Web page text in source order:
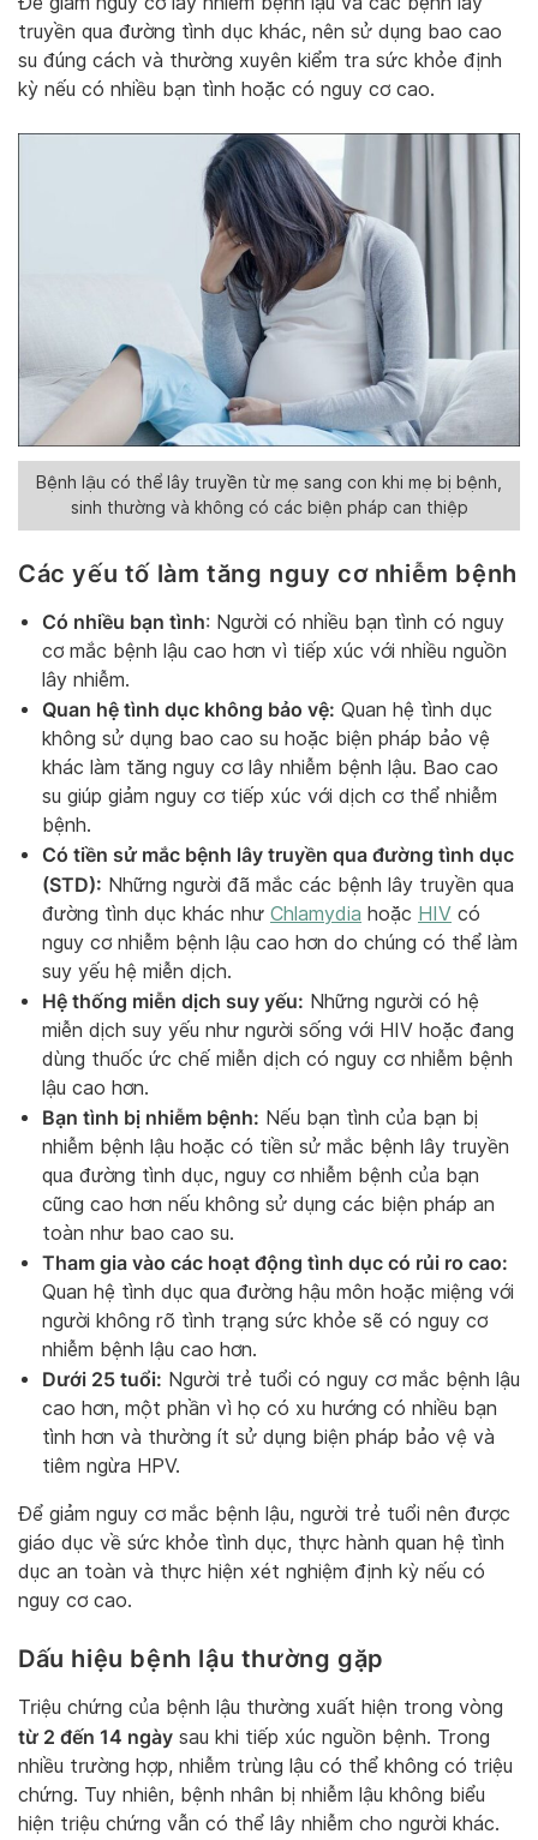
truyền qua đường tình dục khác, nên sử dụng bao cao
su đúng cách và thường xuyên kiểm tra sức khỏe định
kỳ nếu có nhiều bạn tình hoặc có nguy cơ cao.
Bệnh lậu có thể lây truyền từ mẹ sang con khi mẹ bị bệnh,
sinh thường và không có các biện pháp can thiệp
Các yếu tố làm tăng nguy cơ nhiễm bệnh
Có nhiều bạn tình: Người có nhiều bạn tình có nguy
cơ mắc bệnh lậu cao hơn vì tiếp xúc với nhiều nguồn
lây nhiễm.
Quan hệ tình dục không bảo vệ: Quan hệ tình dục
không sử dụng bao cao su hoặc biện pháp bảo vệ
khác làm tăng nguy cơ lây nhiễm bệnh lậu. Bao cao
su giúp giảm nguy cơ tiếp xúc với dịch cơ thể nhiễm
bệnh.
Có tiền sử mắc bệnh lây truyền qua đường tình dục
(STD): Những người đã mắc các bệnh lây truyền qua
đường tình dục khác như Chlamydia hoặc HIV có
nguy cơ nhiễm bệnh lậu cao hơn do chúng có thể làm
suy yếu hệ miễn dịch.
Hệ thống miễn dịch suy yếu: Những người có hệ
miễn dịch suy yếu như người sống với HIV hoặc đang
dùng thuốc ức chế miễn dịch có nguy cơ nhiễm bệnh
lậu cao hơn.
Bạn tình bị nhiễm bệnh: Nếu bạn tình của bạn bị
nhiễm bệnh lậu hoặc có tiền sử mắc bệnh lây truyền
qua đường tình dục, nguy cơ nhiễm bệnh của bạn
cũng cao hơn nếu không sử dụng các biện pháp an
toàn như bao cao su.
Tham gia vào các hoạt động tình dục có rủi ro cao:
Quan hệ tình dục qua đường hậu môn hoặc miệng với
người không rõ tình trạng sức khỏe sẽ có nguy cơ
nhiễm bệnh lậu cao hơn.
Dưới 25 tuổi: Người trẻ tuổi có nguy cơ mắc bệnh lậu
cao hơn, một phần vì họ có xu hướng có nhiều bạn
tình hơn và thường ít sử dụng biện pháp bảo vệ và
tiêm ngừa HPV.
Để giảm nguy cơ mắc bệnh lậu, người trẻ tuổi nên được
giáo dục về sức khỏe tình dục, thực hành quan hệ tình
dục an toàn và thực hiện xét nghiệm định kỳ nếu có
nguy cơ cao.
Dấu hiệu bệnh lậu thường gặp
Triệu chứng của bệnh lậu thường xuất hiện trong vòng
từ 2 đến 14 ngày sau khi tiếp xúc nguồn bệnh. Trong
nhiều trường hợp, nhiễm trùng lậu có thể không có triệu
chứng. Tuy nhiên, bệnh nhân bị nhiễm lậu không biểu
hiện triệu chứng vẫn có thể lây nhiễm cho người khác.